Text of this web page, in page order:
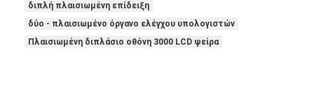
διπλή πλαισιωμένη επίδειξη
δύο - πλαισιωμένο όργανο ελέγχου υπολογιστών
Πλαισιωμένη διπλάσιο οθόνη 3000 LCD ψείρα